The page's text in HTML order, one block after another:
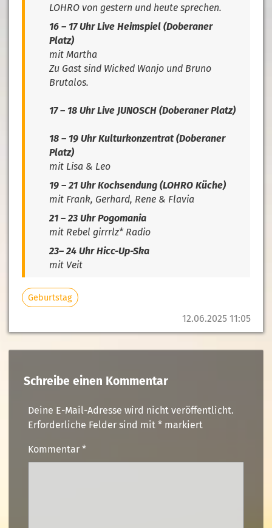
12.06.2025 11:05
LOHRO von gestern und heute sprechen.
16 – 17 Uhr Live Heimspiel (Doberaner
Platz)
mit Martha
Zu Gast sind Wicked Wanjo und Bruno
Brutalos.
17 – 18 Uhr Live JUNOSCH (Doberaner Platz)
18 – 19 Uhr Kulturkonzentrat (Doberaner
Platz)
mit Lisa & Leo
19 – 21 Uhr Kochsendung (LOHRO Küche)
mit Frank, Gerhard, Rene & Flavia
21 – 23 Uhr Pogomania
mit Rebel girrrlz* Radio
23– 24 Uhr Hicc-Up-Ska
mit Veit
Geburtstag
Schreibe einen Kommentar
Deine E-Mail-Adresse wird nicht veröffentlicht.
Erforderliche Felder sind mit *markiert
Kommentar *